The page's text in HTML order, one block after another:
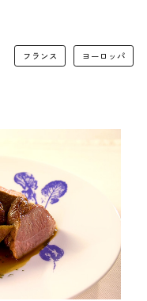
フランス ヨーロッパ